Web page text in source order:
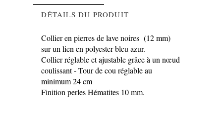
DÉTAILS DU PRODUIT
Collier en pierres de lave noires (12 mm)
sur un lien en polyester bleu azur.
Collier réglable et ajustable grâce à un nœud
coulissant - Tour de cou réglable au
minimum 24 cm
Finition perles Hématites 10 mm.
RéférenceCOST
En stock 1 Article